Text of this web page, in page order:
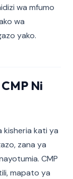
wa mfumo
wa
yako.
Ni
kisheria kati ya
zana ya
CMP
mapato ya